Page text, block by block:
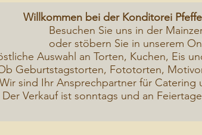
Willkommen bei der Konditorei
Besuchen Sie uns in der
oder stöbern Sie in unserem
Auswahl an Torten, Kuchen, Eis
Geburtstagstorten, Fototorten,
Wir sind Ihr Ansprechpartner für Catering
Der Verkauf ist sonntags und an